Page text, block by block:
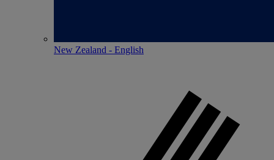
New Zealand - English